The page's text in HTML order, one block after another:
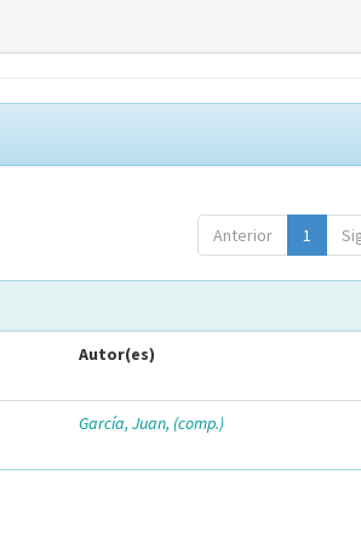
Anterior 1
Autor(es)
García, Juan, (comp.)